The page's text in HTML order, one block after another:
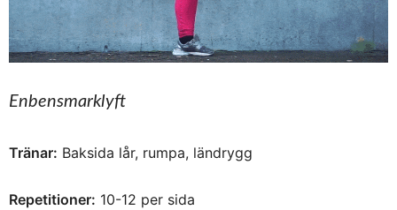
Enbensmarklyft
Tränar: Baksida lår, rumpa, ländrygg
Repetitioner: 10-12 per sida